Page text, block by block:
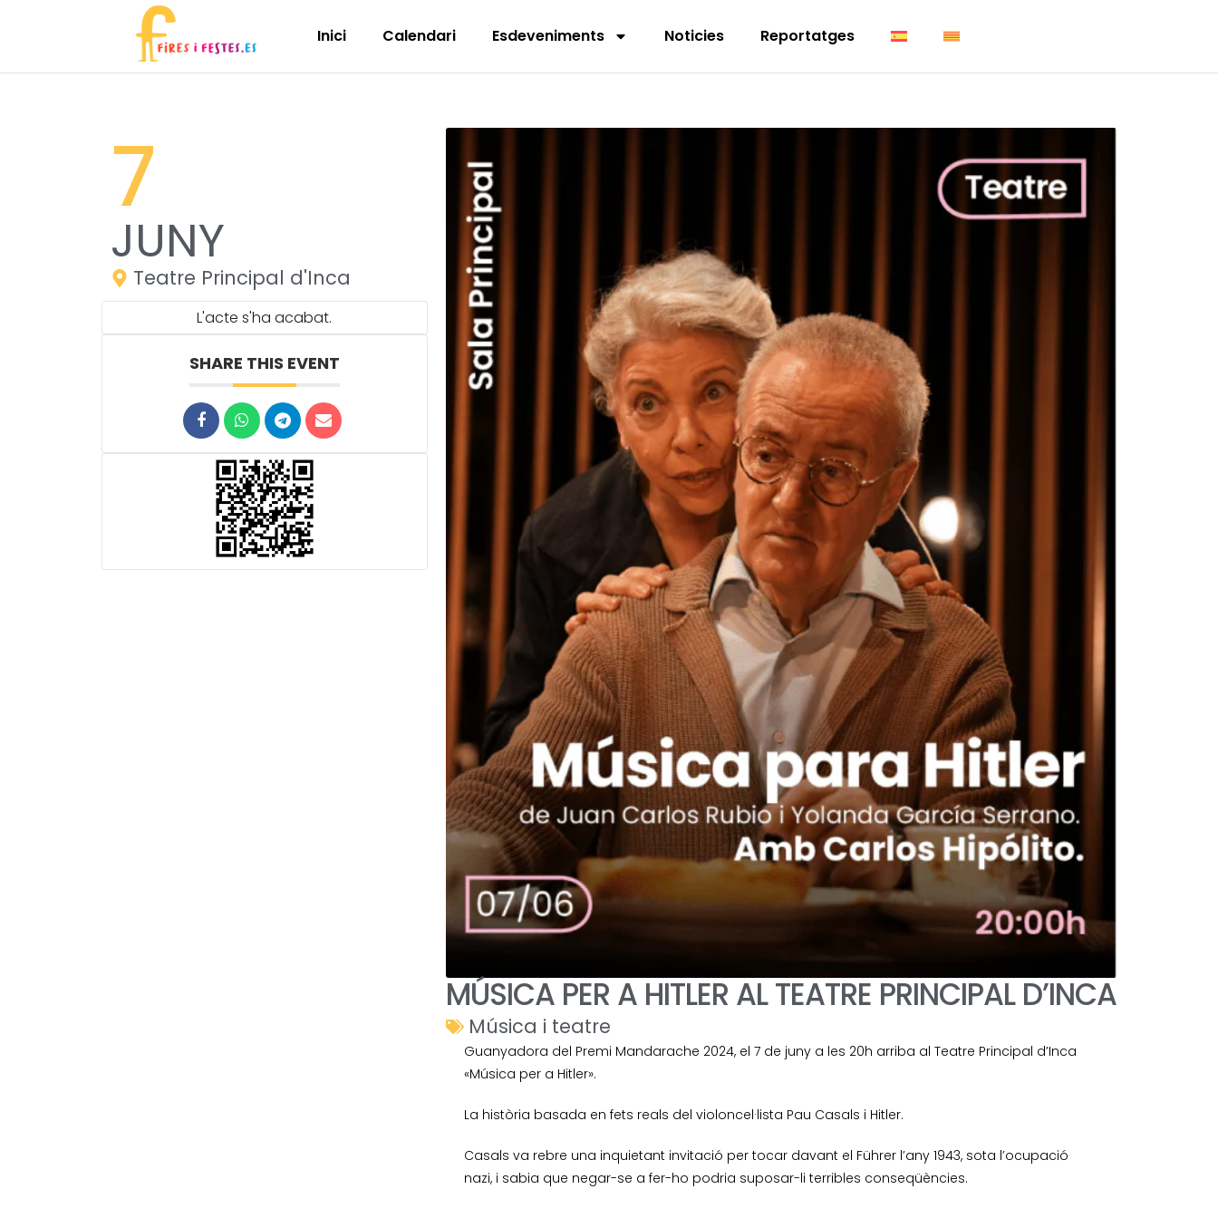
Inici Calendari Esdeveniments Noticies Reportatges
7
JUNY
Teatre Principal d'Inca
L'acte s'ha acabat.
SHARE THIS EVENT
MÚSICA PER A HITLER AL TEATRE PRINCIPAL D’INCA
Música i teatre
Guanyadora del Premi Mandarache 2024, el 7 de juny a les 20h arriba al Teatre Principal d’Inca
«Música per a Hitler».
La història basada en fets reals del violoncel·lista Pau Casals i Hitler.
Casals va rebre una inquietant invitació per tocar davant el Führer l’any 1943, sota l’ocupació
nazi, i sabia que negar-se a fer-ho podria suposar-li terribles conseqüències.